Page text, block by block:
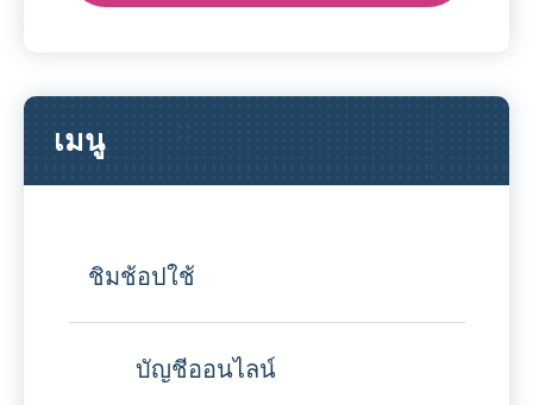
เมนู
ชิมช้อปใช้
บัญชีออนไลน์